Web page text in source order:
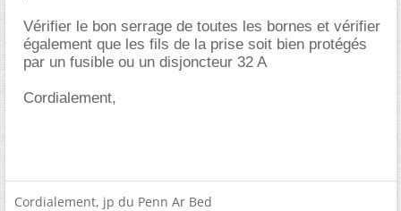
Vérifier le bon serrage de toutes les bornes et vérifier
également que les fils de la prise soit bien protégés
par un fusible ou un disjoncteur 32 A
Cordialement,
Cordialement, jp du Penn Ar Bed